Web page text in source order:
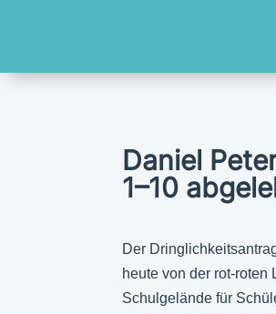
Daniel
1–10
Der
heute von der rot-
Schulgelände für